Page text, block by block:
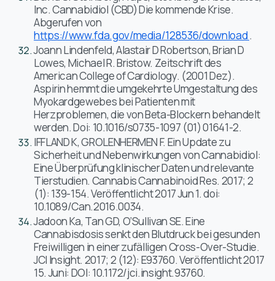
Inc. Cannabidiol (CBD) Die kommende Krise.
Abgerufen von
https://www.fda.gov/media/128536/download.
Joann Lindenfeld, Alastair D Robertson, Brian D
Lowes, Michael R. Bristow. Zeitschrift des
American College of Cardiology. (2001 Dez).
Aspirin hemmt die umgekehrte Umgestaltung des
Myokardgewebes bei Patienten mit
Herzproblemen, die von Beta-Blockern behandelt
werden. Doi: 10.1016/s0735-1097 (01) 01641-2.
IFFLAND K, GROLENHERMEN F. Ein Update zu
Sicherheit und Nebenwirkungen von Cannabidiol:
Eine Überprüfung klinischer Daten und relevante
Tierstudien. Cannabis Cannabinoid Res. 2017; 2
(1): 139-154. Veröffentlicht 2017 Jun 1. doi:
10.1089/Can.2016.0034.
Jadoon Ka, Tan GD, O’Sullivan SE. Eine
Cannabisdosis senkt den Blutdruck bei gesunden
Freiwilligen in einer zufälligen Cross-Over-Studie.
JCI Insight. 2017; 2 (12): E93760. Veröffentlicht 2017
15. Juni: DOI: 10.1172/jci.insight.93760.